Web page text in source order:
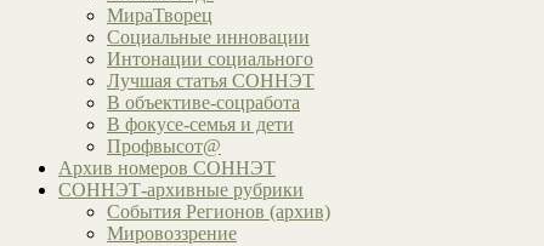
МираТворец
Социальные инновации
Интонации социального
Лучшая статья СОННЭТ
В объективе-соцработа
В фокусе-семья и дети
Профвысот@
Архив номеров СОННЭТ
СОННЭТ-архивные рубрики
События Регионов (архив)
Мировоззрение